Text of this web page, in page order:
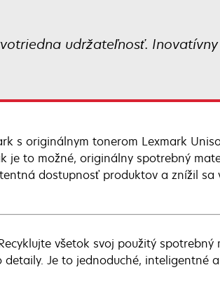
udržateľnosť. Inovatívny
s originálnym tonerom Lexmark
je to možné, originálny spotrebný
dostupnosť produktov a znížil sa
všetok svoj použitý spotrebný
Je to jednoduché, inteligentné